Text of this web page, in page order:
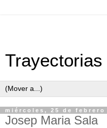
Trayectorias
miércoles, 25 de febrero
Josep Maria Sala